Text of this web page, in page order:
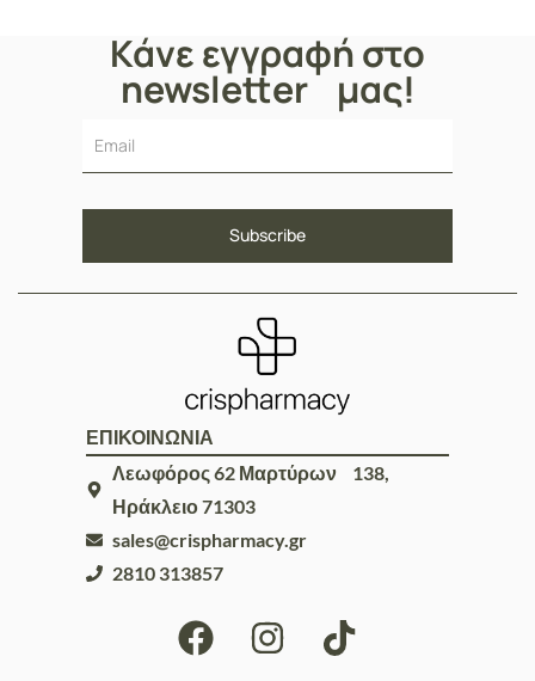
Κάνε εγγραφή στο
newsletter μας!
ΕΠΙΚΟΙΝΩΝΙΑ
Λεωφόρος 62 Μαρτύρων 138,
Ηράκλειο 71303
sales@crispharmacy.gr
2810 313857